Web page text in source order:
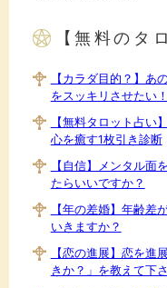
【無料のタ
【カラダ目的？】
をスッキリさせたい！
【無料タロット占い
心を癒す1枚引き診断
【自信】メンタル面
たらいいですか？
【年の差婚】年齢差
いきますか？
【恋の進展】恋を進
きか？」を教えて下